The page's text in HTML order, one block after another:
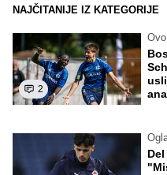
NAJČITANIJE IZ KATEGORIJE
2